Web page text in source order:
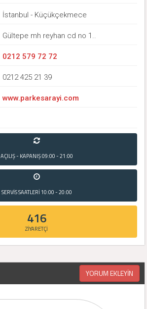
İstanbul - Küçükçekmece
Gültepe mh reyhan cd no 1..
0212 579 72 72
0212 425 21 39
www.parkesarayi.com
AÇILIŞ - KAPANIŞ09:00 - 21:00
SERVİS SAATLERİ 10:00 - 20:00
416
ZİYARETÇİ
YORUM EKLEYİN